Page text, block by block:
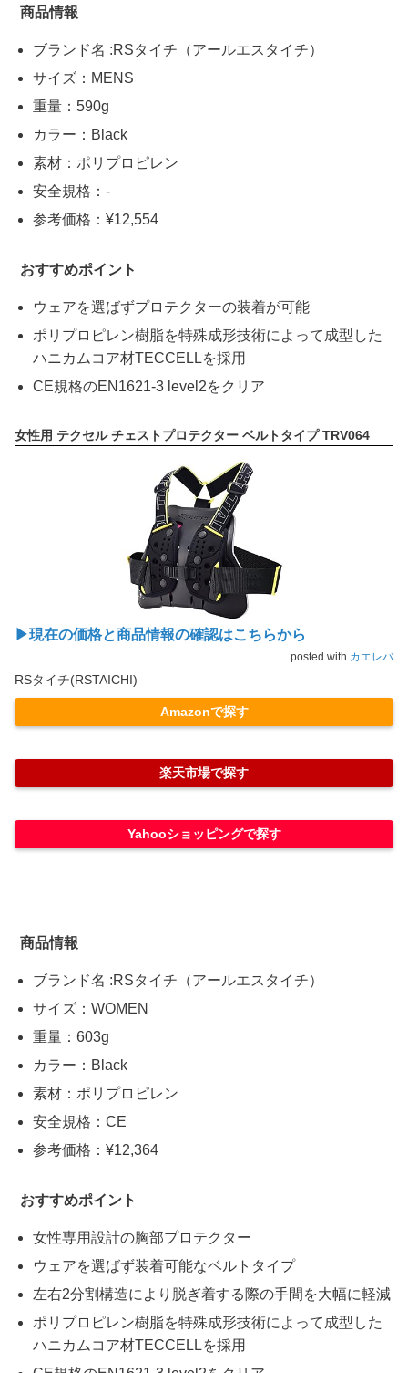
商品情報
ブランド名 :RSタイチ（アールエスタイチ）
サイズ：MENS
重量：590g
カラー：Black
素材：ポリプロピレン
安全規格：-
参考価格：¥12,554
おすすめポイント
ウェアを選ばずプロテクターの装着が可能
ポリプロピレン樹脂を特殊成形技術によって成型した
ハニカムコア材TECCELLを採用
CE規格のEN1621-3 level2をクリア
女性用 テクセル チェストプロテクター ベルトタイプ TRV064
▶現在の価格と商品情報の確認はこちらから
posted with カエレバ
RSタイチ(RSTAICHI)
Amazonで探す
楽天市場で探す
Yahooショッピングで探す
商品情報
ブランド名 :RSタイチ（アールエスタイチ）
サイズ：WOMEN
重量：603g
カラー：Black
素材：ポリプロピレン
安全規格：CE
参考価格：¥12,364
おすすめポイント
女性専用設計の胸部プロテクター
ウェアを選ばず装着可能なベルトタイプ
左右2分割構造により脱ぎ着する際の手間を大幅に軽減
ポリプロピレン樹脂を特殊成形技術によって成型した
ハニカムコア材TECCELLを採用